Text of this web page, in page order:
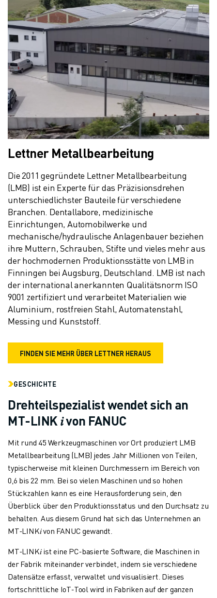
Lettner Metallbearbeitung
Die 2011 gegründete Lettner Metallbearbeitung
(LMB) ist ein Experte für das Präzisionsdrehen
unterschiedlichster Bauteile für verschiedene
Branchen. Dentallabore, medizinische
Einrichtungen, Automobilwerke und
mechanische/hydraulische Anlagenbauer beziehen
ihre Muttern, Schrauben, Stifte und vieles mehr aus
der hochmodernen Produktionsstätte von LMB in
Finningen bei Augsburg, Deutschland. LMB ist nach
der international anerkannten Qualitätsnorm ISO
9001 zertifiziert und verarbeitet Materialien wie
Aluminium, rostfreien Stahl, Automatenstahl,
Messing und Kunststoff.
FINDEN SIE MEHR ÜBER LETTNER HERAUS
GESCHICHTE
Drehteilspezialist wendet sich an
MT-LINK 𝑖 von FANUC
Mit rund 45 Werkzeugmaschinen vor Ort produziert LMB
Metallbearbeitung (LMB) jedes Jahr Millionen von Teilen,
typischerweise mit kleinen Durchmessern im Bereich von
0,6 bis 22 mm. Bei so vielen Maschinen und so hohen
Stückzahlen kann es eine Herausforderung sein, den
Überblick über den Produktionsstatus und den Durchsatz zu
behalten. Aus diesem Grund hat sich das Unternehmen an
MT-LINK𝑖 von FANUC gewandt.
MT-LINK𝑖 ist eine PC-basierte Software, die Maschinen in
der Fabrik miteinander verbindet, indem sie verschiedene
Datensätze erfasst, verwaltet und visualisiert. Dieses
fortschrittliche IoT-Tool wird in Fabriken auf der ganzen